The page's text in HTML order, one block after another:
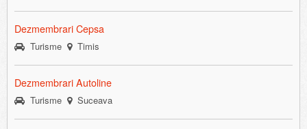
Dezmembrari Cepsa
Turisme Timis
Dezmembrari Autoline
Turisme Suceava